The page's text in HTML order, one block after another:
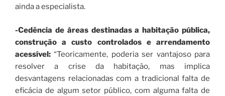
ainda a especialista.
-Cedência de áreas destinadas a habitação pública,
construção a custo controlados e arrendamento
acessível: “Teoricamente, poderia ser vantajoso para
resolver a crise da habitação, mas implica
desvantagens relacionadas com a tradicional falta de
eficácia de algum setor público, com alguma falta de